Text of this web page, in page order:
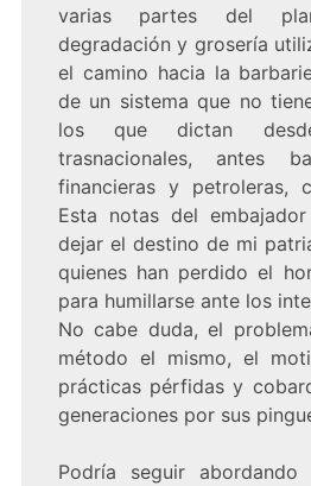
varias partes del
degradación y grosería
el camino hacia la
de un sistema que no
los que dictan
trasnacionales, antes
financieras y petroleras,
Esta notas del
dejar el destino de mi
quienes han perdido el
para humillarse ante los
No cabe duda, el
método el mismo, el
prácticas pérfidas y
generaciones por sus
Podría seguir